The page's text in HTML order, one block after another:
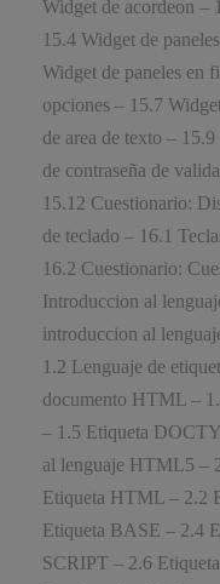
Widget de acordeon –
15.4 Widget de
Widget de paneles en
opciones – 15.7
de area de texto –
de contraseña de
15.12 Cuestionario:
de teclado – 16.1
16.2 Cuestionario:
Introduccion al
introduccion al
1.2 Lenguaje de
documento HTML –
– 1.5 Etiqueta
al lenguaje HTML5 –
Etiqueta HTML – 2.2
Etiqueta BASE – 2.4
SCRIPT – 2.6